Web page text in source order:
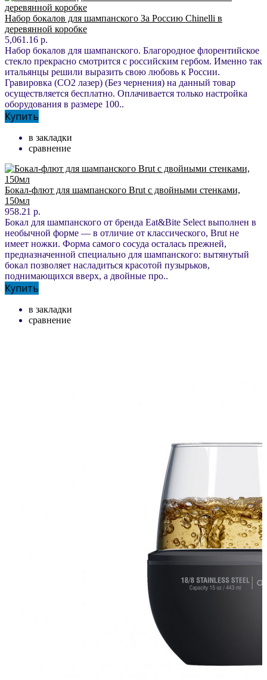
Набор бокалов для шампанского За Россию Chinelli в
деревянной коробке
5,061.16 р.
Набор бокалов для шампанского. Благородное флорентийское
стекло прекрасно смотрится с российским гербом. Именно так
итальянцы решили выразить свою любовь к России.
Гравировка (CO2 лазер) (Без чернения) на данный товар
осуществляется бесплатно. Оплачивается только настройка
оборудования в размере 100..
Купить
в закладки
сравнение
Бокал-флют для шампанского Brut с двойными стенками,
150мл
958.21 р.
Бокал для шампанского от бренда Eat&Bite Select выполнен в
необычной форме — в отличие от классического, Brut не
имеет ножки. Форма самого сосуда осталась прежней,
предназначенной специально для шампанского: вытянутый
бокал позволяет насладиться красотой пузырьков,
поднимающихся вверх, а двойные про..
Купить
в закладки
сравнение